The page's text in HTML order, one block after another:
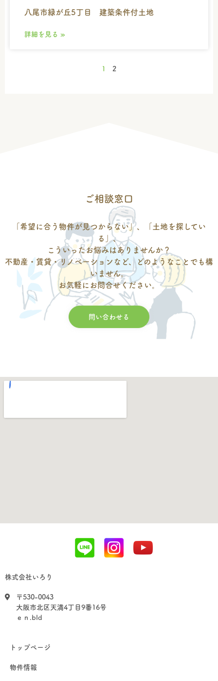
八尾市緑が丘5丁目 建築条件付土地
詳細を見る »
1 2
ご相談窓口
「希望に合う物件が見つからない」、「土地を探してい
る」、
こういったお悩みはありませんか？
不動産・賃貸・リノベーションなど、どのようなことでも構
いません。
お気軽にお問合せください。
問い合わせる
株式会社いろり
〒530-0043
大阪市北区天満4丁目9番16号
ｅｎ.bld
トップページ
物件情報